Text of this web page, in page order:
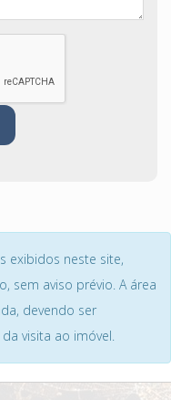
exibidos neste site,
sem aviso prévio. A área
devendo ser
visita ao imóvel.